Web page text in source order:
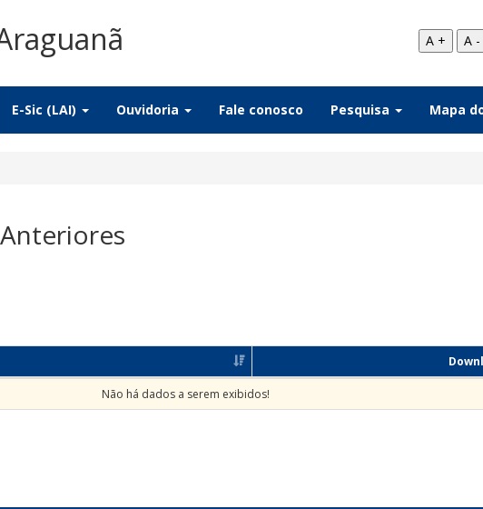
A + A -
E-Sic (LAI) Ouvidoria Fale conosco Pesquisa Mapa
Não há dados a serem exibidos!